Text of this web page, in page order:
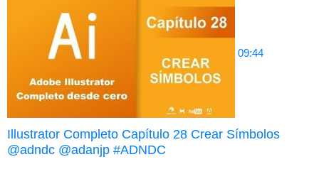
09:44
Illustrator Completo Capítulo 28 Crear Símbolos
@adndc @adanjp #ADNDC